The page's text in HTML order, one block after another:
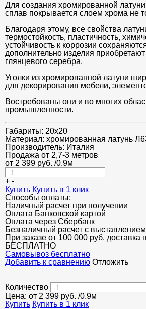
Для создания хромированной
сплав покрывается слоем хрома не
Благодаря этому, все свойства
термостойкость, пластичность,
устойчивоcть к коррозии
дополнительно изделия
глянцевого серебра.
Уголки из хромированной латуни
для декорирования мебели,
Востребованы они и во многих
промышленности.
Габариты: 20x20
Материал: хромированная латунь
Производитель: Италия
Продажа от 2,7-3 метров
от 2 399 руб. /0.9м
+ -
Купить Купить в 1 клик
Способы оплаты:
Наличный расчет при получении
Оплата Банковской картой
Оплата через Сбербанк
Безналичный расчет с выставлением
При заказе от 100 000 руб. доставка
БЕСПЛАТНО
Cамовывоз бесплатно
Добавить к сравнению Отложить
Количество
Цена: от 2 399 руб. /0.9м
Купить Купить в 1 клик